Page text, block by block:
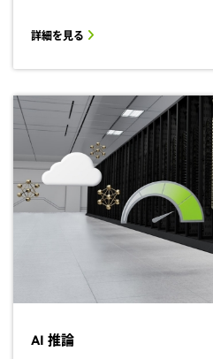
詳細を見る
AI 推論